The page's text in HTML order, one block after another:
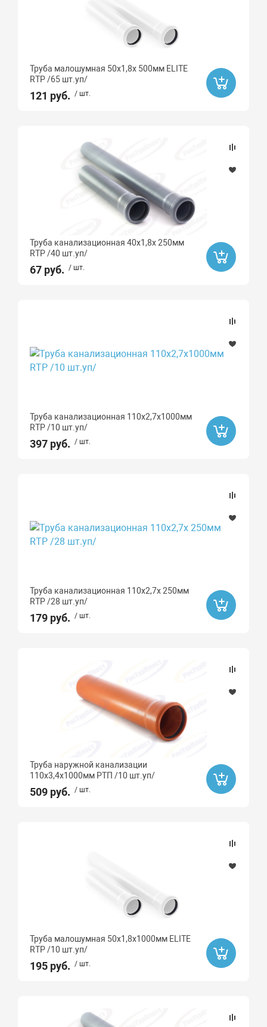
Труба малошумная 50х1,8х 500мм ELITE
RTP /65 шт.уп/
121 руб. / шт.
Труба канализационная 40х1,8х 250мм
RTP /40 шт.уп/
67 руб. / шт.
Труба канализационная 110х2,7х1000мм
RTP /10 шт.уп/
397 руб. / шт.
Труба канализационная 110х2,7х 250мм
RTP /28 шт.уп/
179 руб. / шт.
Труба наружной канализации
110х3,4х1000мм РТП /10 шт.уп/
509 руб. / шт.
Труба малошумная 50х1,8х1000мм ELITE
RTP /10 шт.уп/
195 руб. / шт.